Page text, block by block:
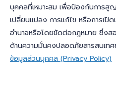
บุคคลที่เหมาะสม เพื่อป้องกันการสูญ
เปลี่ยนแปลง การแก้ไข หรือการเปิ
อำนาจหรือโดยขัดต่อกฎหมาย ซึ่ง
ด้านความมั่นคงปลอดภัยสารสนเท
ข้อมูลส่วนบุคคล (Privacy Policy)